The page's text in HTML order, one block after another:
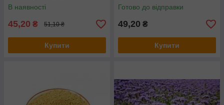
В наявності
45,20 ₴ 51,10 ₴
Купити
Готово до відправки
49,20 ₴
Купити